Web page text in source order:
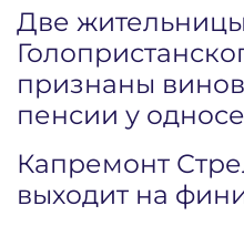
Две жительницы
признаны
пенсии у
Капремонт
выходит на